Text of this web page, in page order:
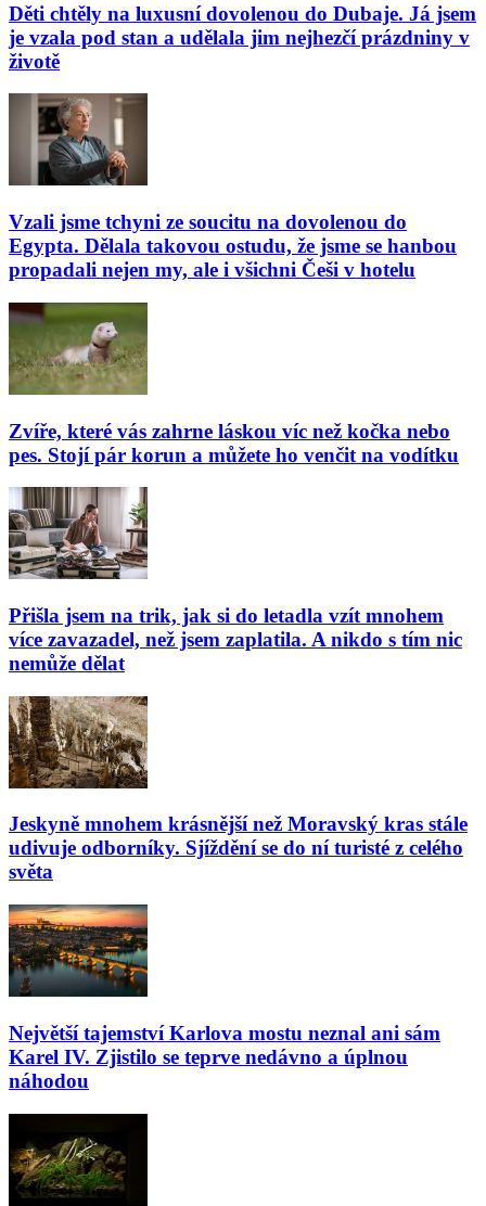
Děti chtěly na luxusní dovolenou do Dubaje. Já jsem
je vzala pod stan a udělala jim nejhezčí prázdniny v
životě
Vzali jsme tchyni ze soucitu na dovolenou do
Egypta. Dělala takovou ostudu, že jsme se hanbou
propadali nejen my, ale i všichni Češi v hotelu
Zvíře, které vás zahrne láskou víc než kočka nebo
pes. Stojí pár korun a můžete ho venčit na vodítku
Přišla jsem na trik, jak si do letadla vzít mnohem
více zavazadel, než jsem zaplatila. A nikdo s tím nic
nemůže dělat
Jeskyně mnohem krásnější než Moravský kras stále
udivuje odborníky. Sjíždění se do ní turisté z celého
světa
Největší tajemství Karlova mostu neznal ani sám
Karel IV. Zjistilo se teprve nedávno a úplnou
náhodou